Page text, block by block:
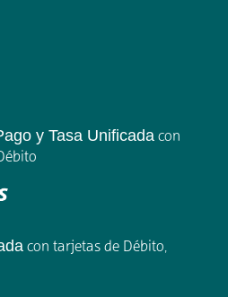
y Tasa Unificadacon
con tarjetas de Débito,